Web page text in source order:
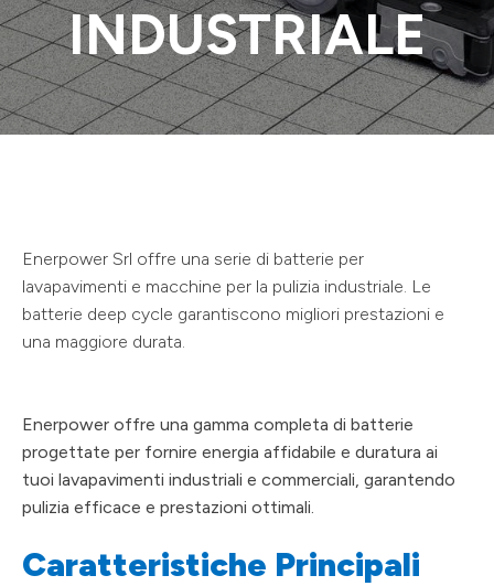
INDUSTRIALE
Enerpower Srl offre una serie di batterie per
lavapavimenti e macchine per la pulizia industriale. Le
batterie deep cycle garantiscono migliori prestazioni e
una maggiore durata.
Enerpower offre una gamma completa di batterie
progettate per fornire energia affidabile e duratura ai
tuoi lavapavimenti industriali e commerciali, garantendo
pulizia efficace e prestazioni ottimali.
Caratteristiche Principali